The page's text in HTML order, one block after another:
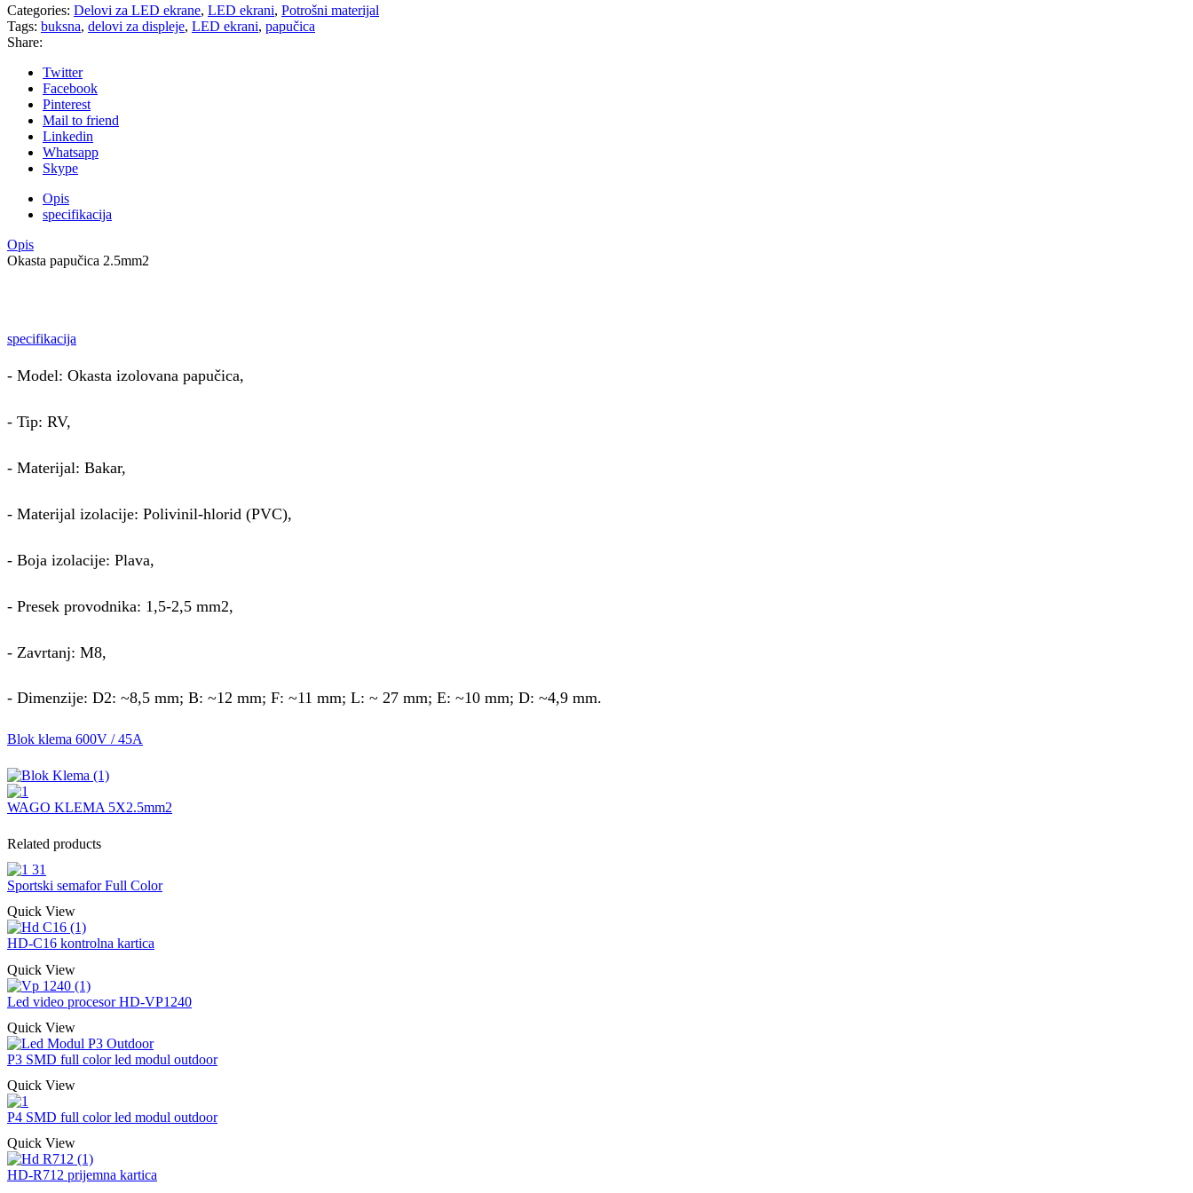
Categories: Delovi za LED ekrane, LED ekrani, Potrošni materijal
Tags: buksna, delovi za displeje, LED ekrani, papučica
Share:
Twitter
Facebook
Pinterest
Mail to friend
Linkedin
Whatsapp
Skype
Opis
specifikacija
Opis
Okasta papučica 2.5mm2
specifikacija
- Model: Okasta izolovana papučica,
- Tip: RV,
- Materijal: Bakar,
- Materijal izolacije: Polivinil-hlorid (PVC),
- Boja izolacije: Plava,
- Presek provodnika: 1,5-2,5 mm2,
- Zavrtanj: M8,
- Dimenzije: D2: ~8,5 mm; B: ~12 mm; F: ~11 mm; L: ~ 27 mm; E: ~10 mm; D: ~4,9 mm.
Blok klema 600V / 45A
WAGO KLEMA 5X2.5mm2
Related products
Sportski semafor Full Color
Quick View
HD-C16 kontrolna kartica
Quick View
Led video procesor HD-VP1240
Quick View
P3 SMD full color led modul outdoor
Quick View
P4 SMD full color led modul outdoor
Quick View
HD-R712 prijemna kartica